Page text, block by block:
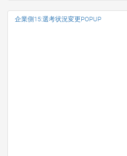
企業側15:選考状況変更POPUP